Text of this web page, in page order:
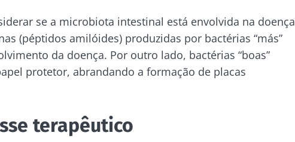
se a microbiota intestinal está envolvida na doença
(péptidos amilóides) produzidas por bactérias “más”
da doença. Por outro lado, bactérias “boas”
protetor, abrandando a formação de placas
terapêutico
e receba "The Essential" uma vez por mês
com as últimas notícias sobre a microbiota.